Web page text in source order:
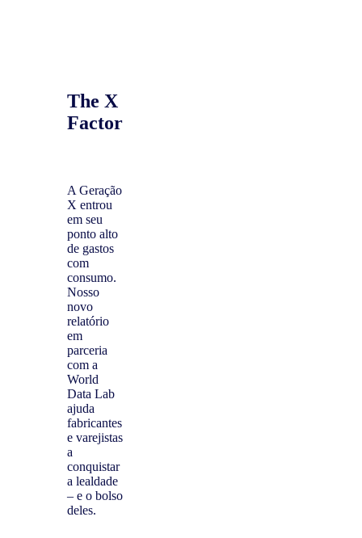
The X
Factor
A Geração
X entrou
em seu
ponto alto
de gastos
com
consumo.
Nosso
novo
relatório
em
parceria
com a
World
Data Lab
ajuda
fabricantes
e varejistas
a
conquistar
a lealdade
– e o bolso
deles.